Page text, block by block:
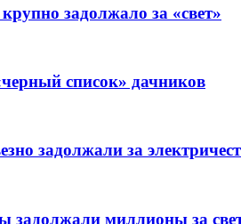
задолжало за «свет»
список» дачников
задолжали за
задолжали миллионы за